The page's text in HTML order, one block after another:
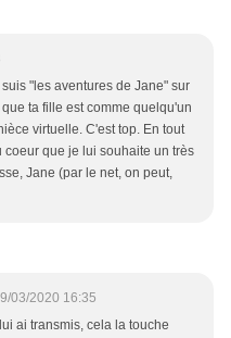
"les aventures de Jane" sur
ta fille est comme quelqu'un
virtuelle. C'est top. En tout
coeur que je lui souhaite un très
Jane (par le net, on peut,
03/2020 16:35
ai transmis, cela la touche